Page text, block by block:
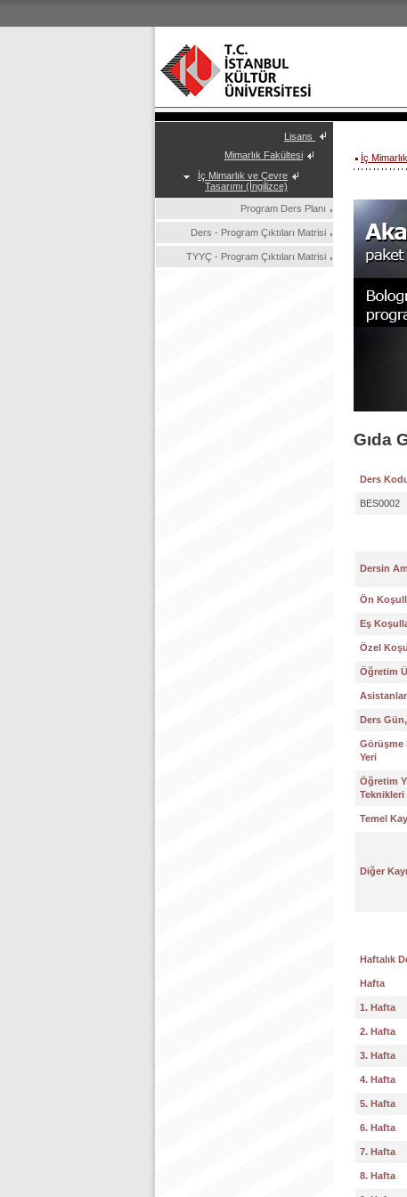
Lisans
Mimarlık Fakültesi
İç Mimarlık ve Çevre
Tasarımı (İngilizce)
Program Ders Planı
Ders - Program Çıktıları Matrisi
TYYÇ - Program Çıktıları Matrisi
İç
Gıda
Ders
BES0002
Dersin
Ön
Eş
Özel
Öğretim
Asistanlar
Ders
Görüşme
Yeri
Öğretim
Teknikleri
Temel
Diğer
Haftalık
Hafta
1. Hafta
2. Hafta
3. Hafta
4. Hafta
5. Hafta
6. Hafta
7. Hafta
8. Hafta